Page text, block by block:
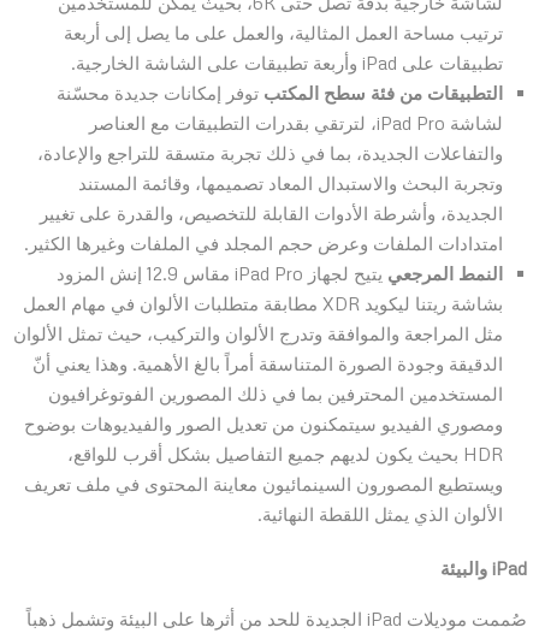
ترتيب مساحة العمل المثالية، والعمل على ما يصل إلى أربعة
تطبيقات على iPad وأربعة تطبيقات على الشاشة الخارجية.
التطبيقات من فئة سطح المكتب توفر إمكانات جديدة محسّنة
لشاشة iPad Pro، لترتقي بقدرات التطبيقات مع العناصر
والتفاعلات الجديدة، بما في ذلك تجربة متسقة للتراجع والإعادة،
وتجربة البحث والاستبدال المعاد تصميمها، وقائمة المستند
الجديدة، وأشرطة الأدوات القابلة للتخصيص، والقدرة على تغيير
امتدادات الملفات وعرض حجم المجلد في الملفات وغيرها الكثير.
النمط المرجعي
يتيح لجهاز iPad Pro مقاس 12.9 إنش المزود
بشاشة ريتنا ليكويد XDR مطابقة متطلبات الألوان في مهام العمل
مثل المراجعة والموافقة وتدرج الألوان والتركيب، حيث تمثل الألوان
الدقيقة وجودة الصورة المتناسقة أمراً بالغ الأهمية. وهذا يعني أنّ
المستخدمين المحترفين بما في ذلك المصورين الفوتوغرافيون
ومصوري الفيديو سيتمكنون من تعديل الصور والفيديوهات بوضوح
HDR بحيث يكون لديهم جميع التفاصيل بشكل أقرب للواقع،
ويستطيع المصورون السينمائيون معاينة المحتوى في ملف تعريف
الألوان الذي يمثل اللقطة النهائية.
iPad والبيئة
صُممت موديلات iPad الجديدة للحد من أثرها على البيئة وتشمل ذهباً